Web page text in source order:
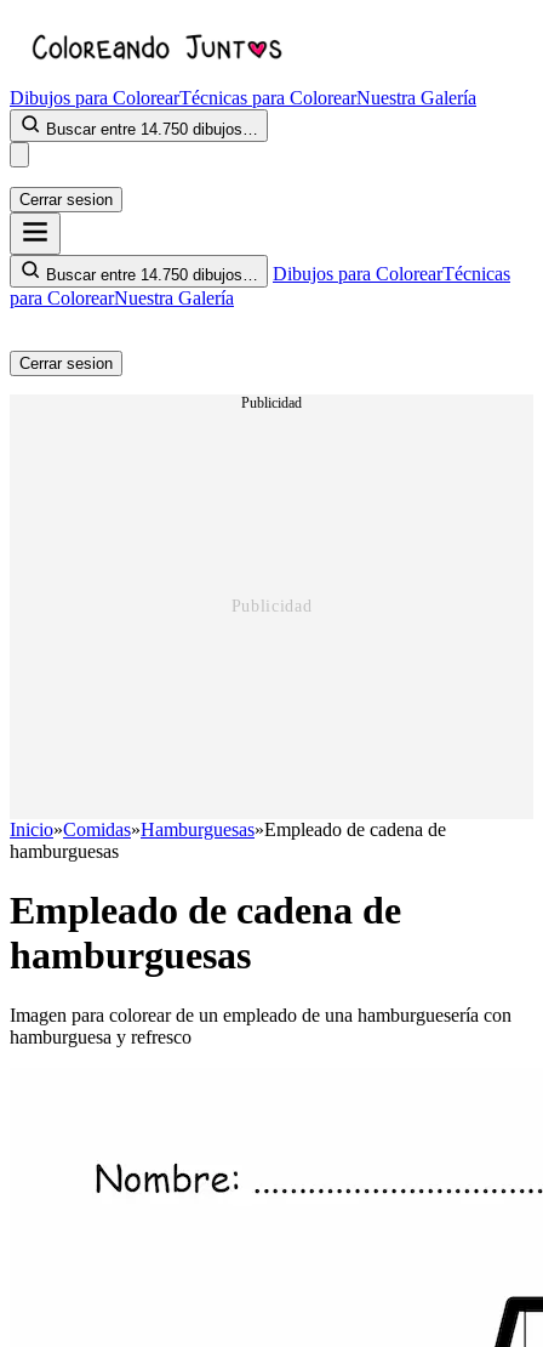
Dibujos para ColorearTécnicas para ColorearNuestra Galería
Buscar entre 14.750 dibujos…
Cerrar sesion
Buscar entre 14.750 dibujos… Dibujos para ColorearTécnicas
para ColorearNuestra Galería
Cerrar sesion
Publicidad
Inicio»Comidas»Hamburguesas»Empleado de cadena de
hamburguesas
Empleado de cadena de
hamburguesas
Imagen para colorear de un empleado de una hamburguesería con
hamburguesa y refresco